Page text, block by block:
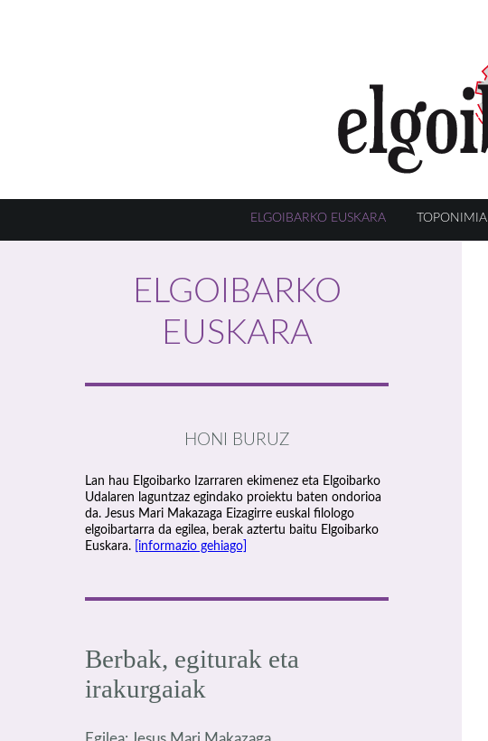
ELGOIBARKO EUSKARA TOPONIMIA
ELGOIBARKO
EUSKARA
HONI BURUZ
Lan hau Elgoibarko Izarraren ekimenez eta Elgoibarko
Udalaren laguntzaz egindako proiektu baten ondorioa
da. Jesus Mari Makazaga Eizagirre euskal filologo
elgoibartarra da egilea, berak aztertu baitu Elgoibarko
Euskara. [informazio gehiago]
Berbak, egiturak eta
irakurgaiak